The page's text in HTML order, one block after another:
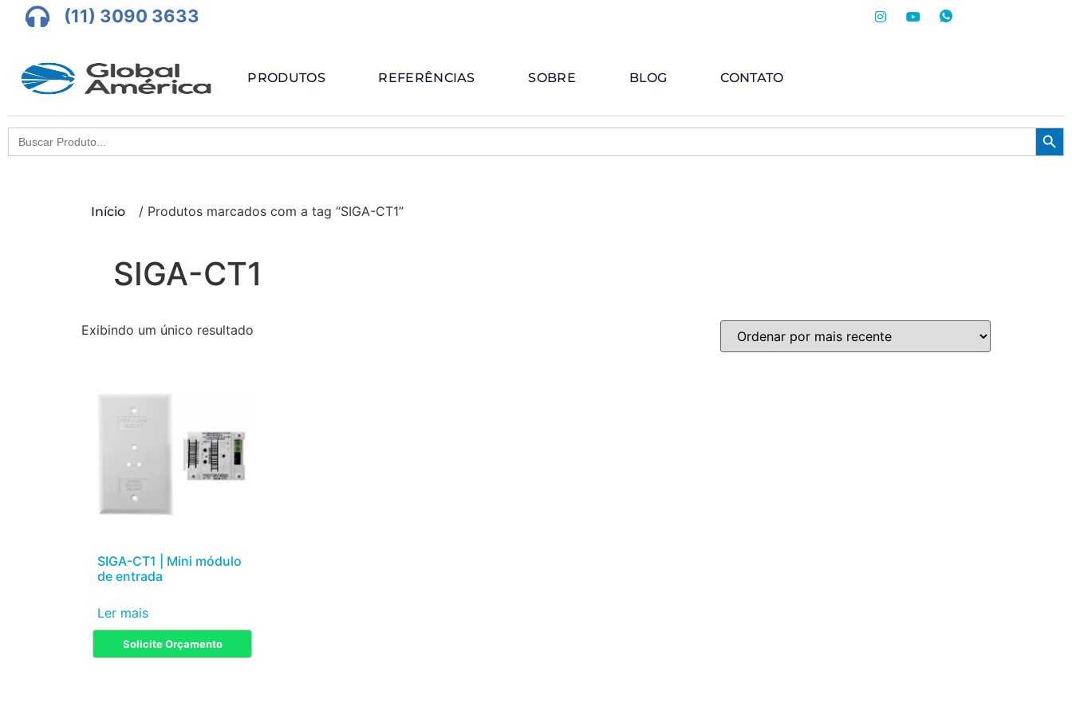
(11) 3090 3633
PRODUTOS REFERÊNCIAS SOBRE BLOG CONTATO
Search
for:
Início / Produtos marcados com a tag “SIGA-CT1”
SIGA-CT1
Exibindo um único resultado
SIGA-CT1 | Mini módulo
de entrada
Solicite Orçamento
Ler mais